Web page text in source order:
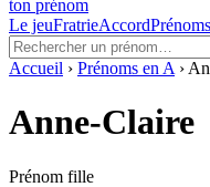
ton prénom
Le jeuFratrieAccord
Accueil › Prénoms en A ›
Anne-Claire
Prénom fille